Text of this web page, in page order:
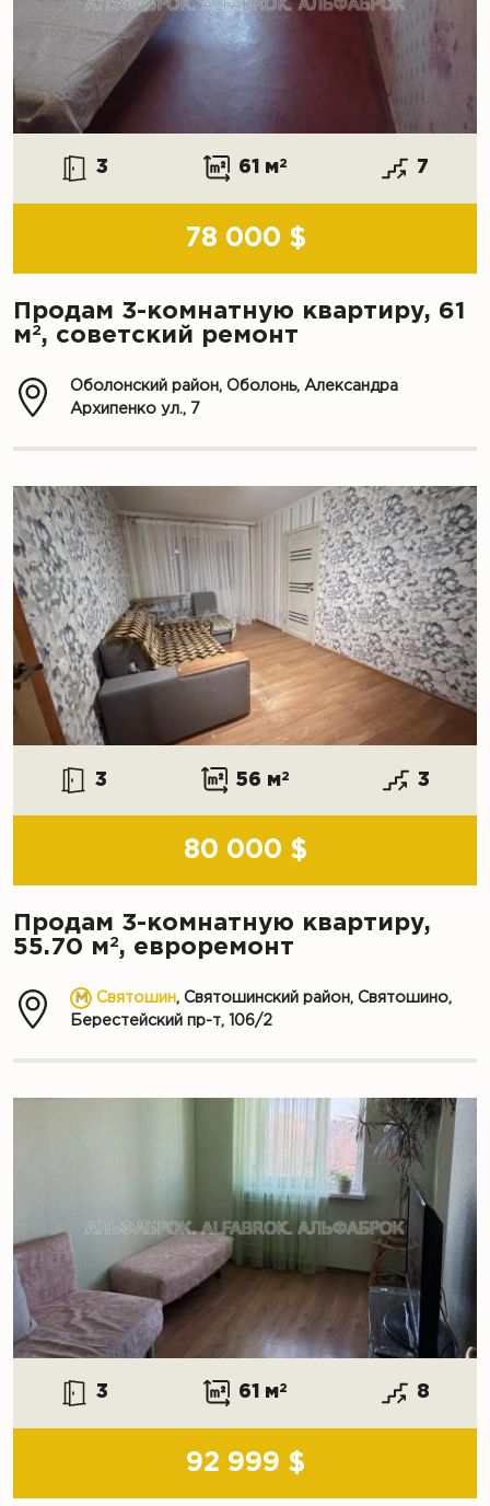
3 61 м2 7
78 000 $
Продам 3-комнатную квартиру, 61
м2, советский ремонт
Оболонский район, Оболонь, Александра
Архипенко ул., 7
3 56 м2 3
80 000 $
Продам 3-комнатную квартиру,
55.70 м2, евроремонт
Святошин, Святошинский район, Святошино,
Берестейский пр-т, 106/2
3 61 м2 8
92 999 $